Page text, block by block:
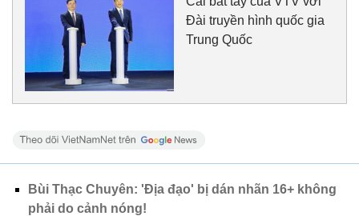
Đài truyền hình quốc gia
Trung Quốc
Bùi Thạc Chuyên: 'Địa đạo' bị dán nhãn 16+ không
phải do cảnh nóng!